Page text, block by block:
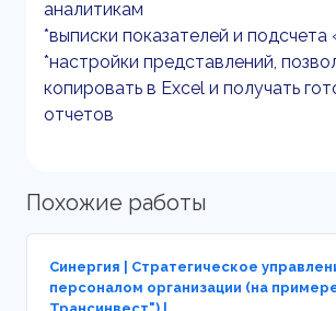
аналитикам
*выписки показателей и
*настройки представлений,
копировать в Excel и получать
отчетов
Похожие работы
Синергия | Стратегическое
персоналом организации (на